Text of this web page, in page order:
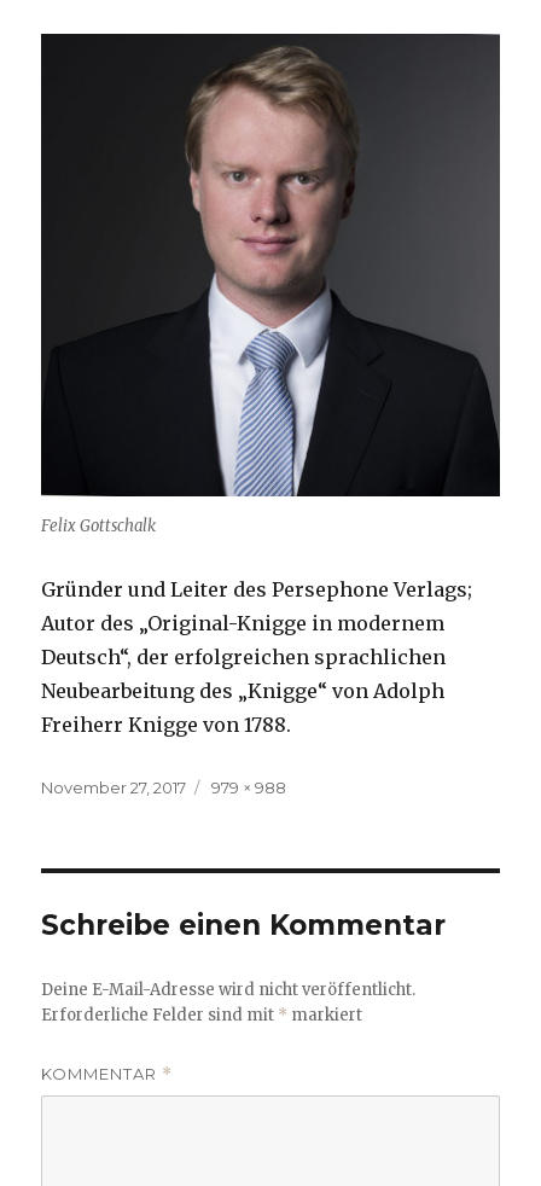
Felix Gottschalk
Gründer und Leiter des Persephone Verlags;
Autor des „Original-Knigge in modernem
Deutsch“, der erfolgreichen sprachlichen
Neubearbeitung des „Knigge“ von Adolph
Freiherr Knigge von 1788.
Veröffentlicht
November 27, 2017
Volle
979 × 988
Schreibe einen Kommentar
Deine E-Mail-Adresse wird nicht veröffentlicht.
Erforderliche Felder sind mit * markiert
KOMMENTAR *